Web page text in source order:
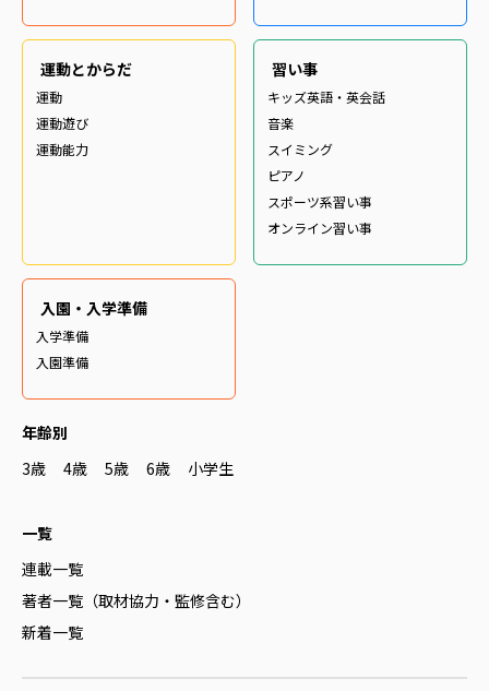
運動とからだ
運動
運動遊び
運動能力
習い事
キッズ英語・英会話
音楽
スイミング
ピアノ
スポーツ系習い事
オンライン習い事
入園・入学準備
入学準備
入園準備
年齢別
3歳
4歳 5歳 6歳 小学生
一覧
連載一覧
著者一覧（取材協力・監修含む）
新着一覧